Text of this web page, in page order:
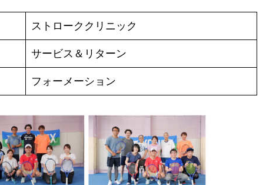
ストローククリニック
サービス＆リターン
フォーメーション